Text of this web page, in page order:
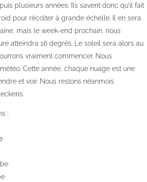
plusieurs années. Ils savent donc qu’il fait
pour récolter à grande échelle. Il en sera
mais le week-end prochain, nous
atteindra 16 degrés. Le soleil sera alors au
vraiment commencer. Nous
Cette année, chaque nuage est une
et voir. Nous restons néanmois
: